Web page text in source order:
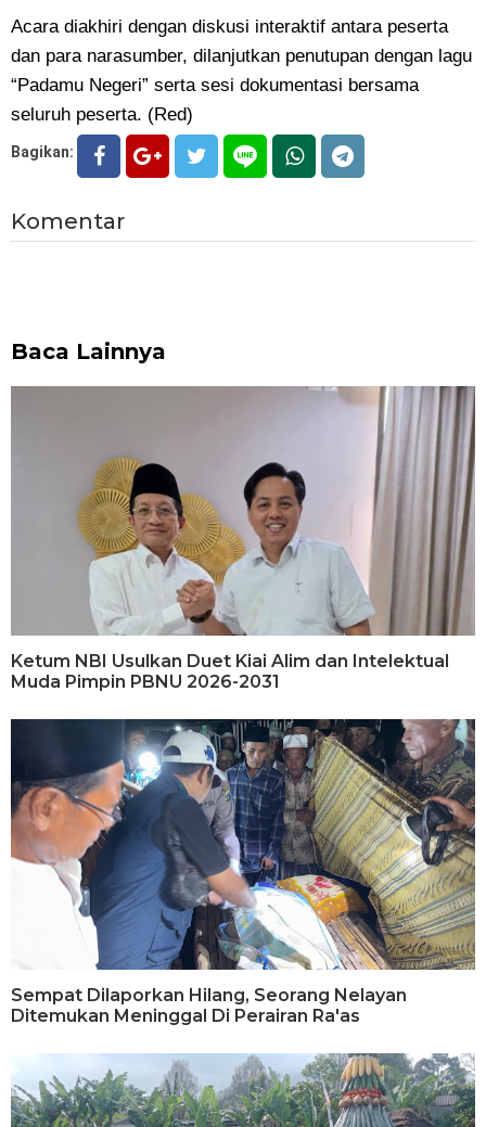
Acara diakhiri dengan diskusi interaktif antara peserta
dan para narasumber, dilanjutkan penutupan dengan lagu
“Padamu Negeri” serta sesi dokumentasi bersama
seluruh peserta. (Red)
Bagikan:
Komentar
Baca Lainnya
Ketum NBI Usulkan Duet Kiai Alim dan Intelektual
Muda Pimpin PBNU 2026-2031
Sempat Dilaporkan Hilang, Seorang Nelayan
Ditemukan Meninggal Di Perairan Ra'as